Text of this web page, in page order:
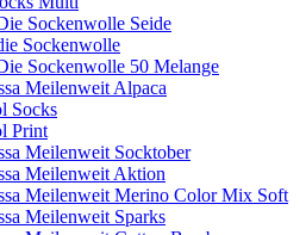
Sockenwolle Seide
Sockenwolle
Sockenwolle 50 Melange
Meilenweit Alpaca
Socks
Print
Meilenweit Socktober
Meilenweit Aktion
Meilenweit Merino Color Mix Soft
Meilenweit Sparks